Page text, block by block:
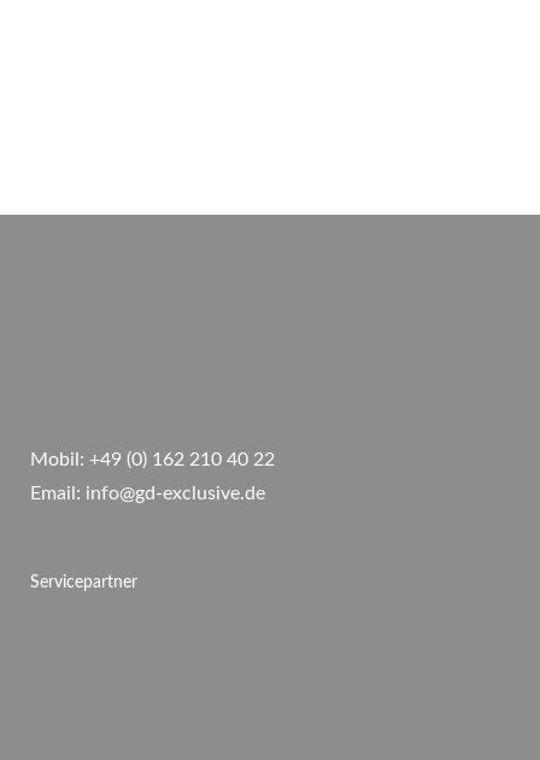
Mobil: +49 (0) 162 210 40 22
Email: info@gd-exclusive.de
Servicepartner